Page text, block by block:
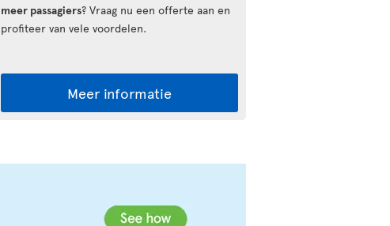
meer passagiers? Vraag nu een offerte aan en
profiteer van vele voordelen.
Meer informatie